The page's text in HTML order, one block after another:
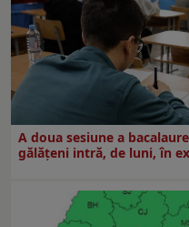
A doua sesiune a
gălăţeni intră, de luni, în